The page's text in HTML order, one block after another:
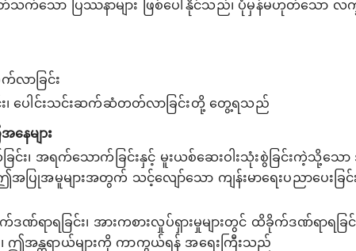
တ်သက်သော ပြဿနာများ ဖြစ်ပေါ်နိုင်သည်၊ ပုံမှန်မဟုတ်သော လက္
လာခြင်း
၊ ပေါင်းသင်းဆက်ဆံတတ်လာခြင်းတို့ တွေ့ရသည်
နေများ
း၊ အရက်သောက်ခြင်းနှင့် မူးယစ်ဆေးဝါးသုံးစွဲခြင်းကဲ့သို့သော
အမူများအတွက် သင့်လျော်သော ကျန်းမာရေးပညာပေးခြင်း
ာရခြင်း၊ အားကစားလှုပ်ရှားမှုများတွင် ထိခိုက်ဒဏ်ရာရခြင်
၊ ဤအန္တရာယ်များကို ကာကွယ်ရန် အရေးကြီးသည်